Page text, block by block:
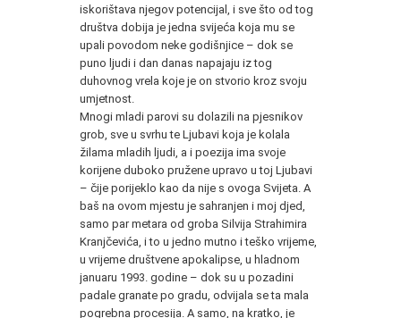
iskorištava njegov potencijal, i sve što od tog
društva dobija je jedna svijeća koja mu se
upali povodom neke godišnjice – dok se
puno ljudi i dan danas napajaju iz tog
duhovnog vrela koje je on stvorio kroz svoju
umjetnost.
Mnogi mladi parovi su dolazili na pjesnikov
grob, sve u svrhu te Ljubavi koja je kolala
žilama mladih ljudi, a i poezija ima svoje
korijene duboko pružene upravo u toj Ljubavi
– čije porijeklo kao da nije s ovoga Svijeta. A
baš na ovom mjestu je sahranjen i moj djed,
samo par metara od groba Silvija Strahimira
Kranjčevića, i to u jedno mutno i teško vrijeme,
u vrijeme društvene apokalipse, u hladnom
januaru 1993. godine – dok su u pozadini
padale granate po gradu, odvijala se ta mala
pogrebna procesija. A samo, na kratko, je